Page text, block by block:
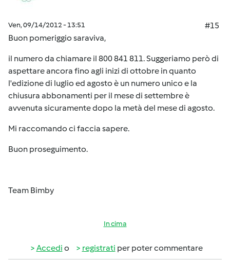
Ven, 09/14/2012 - 13:51
#15
Buon pomeriggio saraviva,
il numero da chiamare il 800 841 811. Suggeriamo però di
aspettare ancora fino agli inizi di ottobre in quanto
l'edizione di luglio ed agosto è un numero unico e la
chiusura abbonamenti per il mese di settembre è
avvenuta sicuramente dopo la metà del mese di agosto.
Mi raccomando ci faccia sapere.
Buon proseguimento.
Team Bimby
In cima
Accedi o registrati per poter commentare